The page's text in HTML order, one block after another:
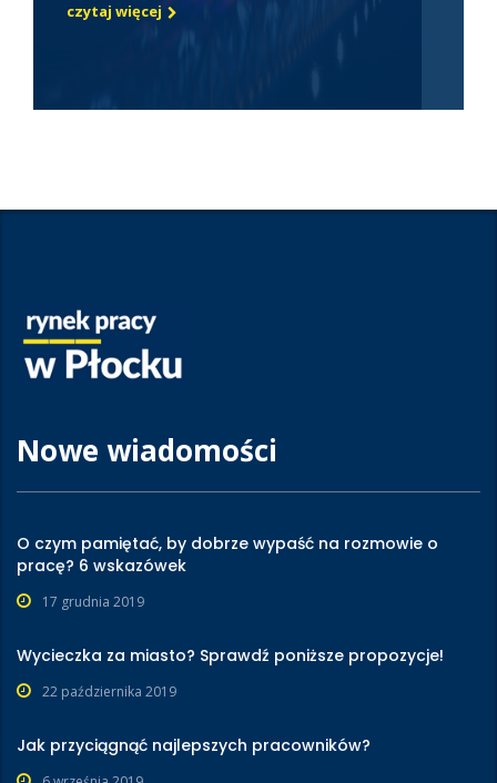
czytaj więcej
Nowe wiadomości
O czym pamiętać, by dobrze wypaść na rozmowie o
pracę? 6 wskazówek
17 grudnia 2019
Wycieczka za miasto? Sprawdź poniższe propozycje!
22 października 2019
Jak przyciągnąć najlepszych pracowników?